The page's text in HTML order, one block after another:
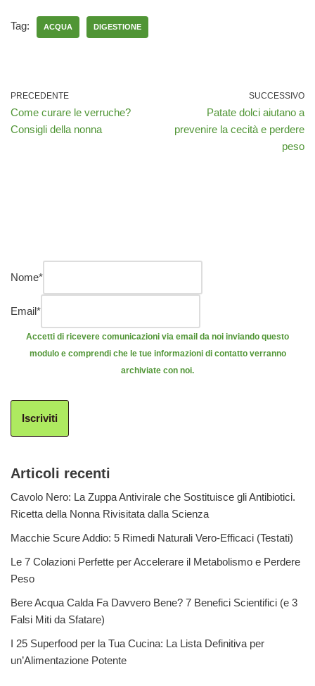
Tag: ACQUA DIGESTIONE
PRECEDENTE
Come curare le verruche?
Consigli della nonna
SUCCESSIVO
Patate dolci aiutano a
prevenire la cecità e perdere
peso
Nome*
Email*
Accetti di ricevere comunicazioni via email da noi inviando questo
modulo e comprendi che le tue informazioni di contatto verranno
archiviate con noi.
Iscriviti
Articoli recenti
Cavolo Nero: La Zuppa Antivirale che Sostituisce gli Antibiotici.
Ricetta della Nonna Rivisitata dalla Scienza
Macchie Scure Addio: 5 Rimedi Naturali Vero-Efficaci (Testati)
Le 7 Colazioni Perfette per Accelerare il Metabolismo e Perdere
Peso
Bere Acqua Calda Fa Davvero Bene? 7 Benefici Scientifici (e 3
Falsi Miti da Sfatare)
I 25 Superfood per la Tua Cucina: La Lista Definitiva per
un’Alimentazione Potente